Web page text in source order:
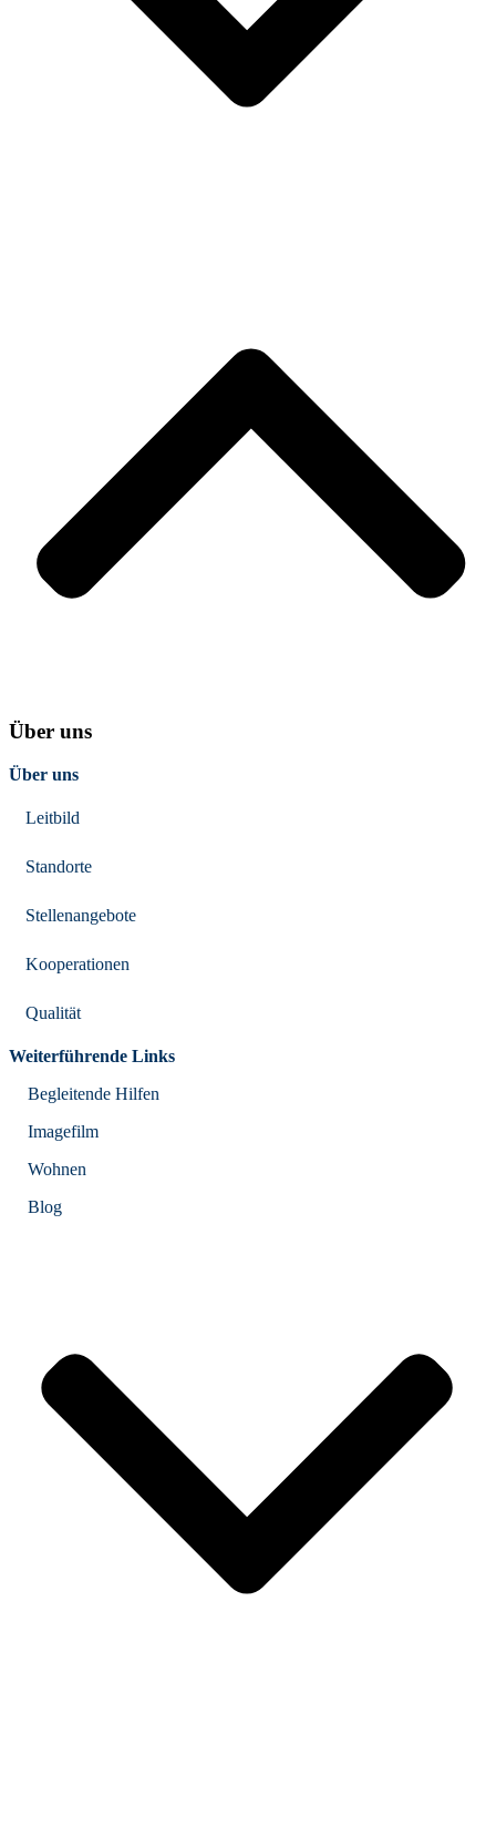
Über uns
Über uns
Leitbild
Standorte
Stellenangebote
Kooperationen
Qualität
Weiterführende Links
Begleitende Hilfen
Imagefilm
Wohnen
Blog